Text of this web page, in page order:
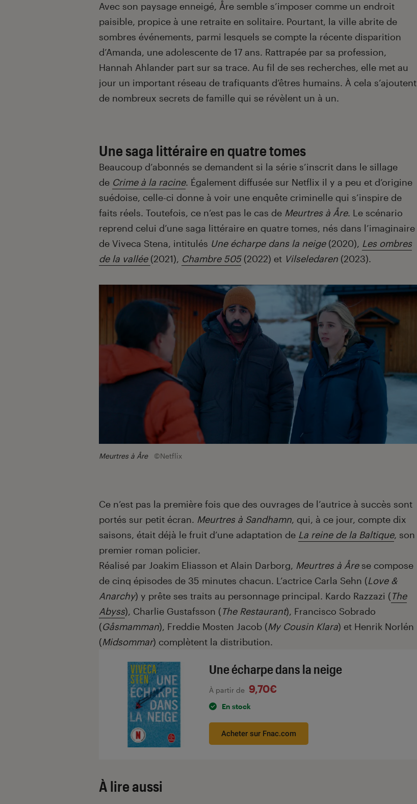
Avec son paysage enneigé, Åre semble s’imposer comme un endroit
paisible, propice à une retraite en solitaire. Pourtant, la ville abrite de
sombres événements, parmi lesquels se compte la récente disparition
d’Amanda, une adolescente de 17 ans. Rattrapée par sa profession,
Hannah Ahlander part sur sa trace. Au fil de ses recherches, elle met au
jour un important réseau de trafiquants d’êtres humains. À cela s’ajoutent
de nombreux secrets de famille qui se révèlent un à un.
Une saga littéraire en quatre tomes
Beaucoup d’abonnés se demandent si la série s’inscrit dans le sillage
de Crime à la racine. Également diffusée sur Netflix il y a peu et d’origine
suédoise, celle-ci donne à voir une enquête criminelle qui s’inspire de
faits réels. Toutefois, ce n’est pas le cas de Meurtres à Åre. Le scénario
reprend celui d’une saga littéraire en quatre tomes, nés dans l’imaginaire
de Viveca Stena, intitulés Une écharpe dans la neige(2020), Les ombres
de la vallée (2021), Chambre 505 (2022) et Vilseledaren (2023).
Meurtres à Åre ©Netflix
Ce n’est pas la première fois que des ouvrages de l’autrice à succès sont
portés sur petit écran. Meurtres à Sandhamn, qui, à ce jour, compte dix
saisons, était déjà le fruit d’une adaptation de La reine de la Baltique, son
premier roman policier.
Réalisé par Joakim Eliasson et Alain Darborg, Meurtres à Årese compose
de cinq épisodes de 35 minutes chacun. L’actrice Carla Sehn (Love &
Anarchy) y prête ses traits au personnage principal. Kardo Razzazi (The
Abyss), Charlie Gustafsson (The Restaurant), Francisco Sobrado
(Gåsmamman), Freddie Mosten Jacob (My Cousin Klara) et Henrik Norlén
(Midsommar) complètent la distribution.
Une écharpe dans la neige
À partir de 9,70€
En stock
Acheter sur Fnac.com
À lire aussi